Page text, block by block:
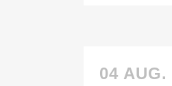
04 AUG.